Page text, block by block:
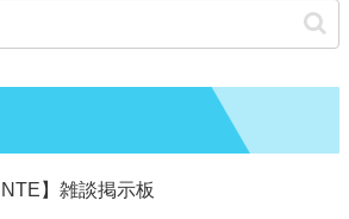
NTE】雑談掲示板